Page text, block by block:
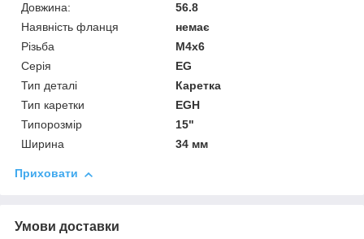
Довжина:
56.8
Наявність фланця
немає
Різьба
М4х6
Серія
EG
Тип деталі
Каретка
Тип каретки
EGH
Типорозмір
15"
Ширина
34 мм
Приховати
Умови доставки